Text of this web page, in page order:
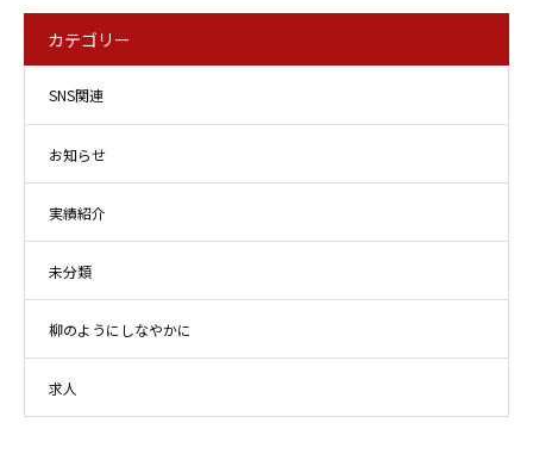
カテゴリー
SNS関連
お知らせ
実績紹介
未分類
柳のようにしなやかに
求人